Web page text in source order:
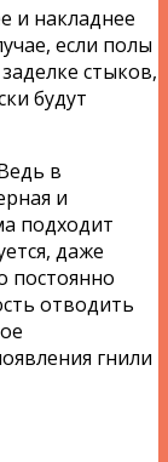
и накладнее
если полы
стыков,
будут
в
и
подходит
даже
постоянно
отводить
гнили